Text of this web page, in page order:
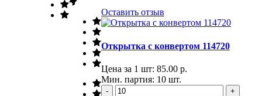
Оставить отзыв
Открытка с конвертом 114720
Цена за 1 шт: 85.00 р.
Мин. партия: 10 шт.
- +